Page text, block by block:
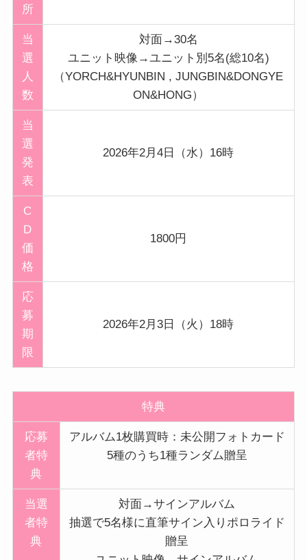
所
当
選
人
数
対面→30名
ユニット映像→ユニット別5名(総10名)
（YORCH&HYUNBIN , JUNGBIN&DONGYE
ON&HONG）
当
選
発
表
2026年2月4日（水）16時
C
D
価
格
1800円
応
募
期
限
2026年2月3日（火）18時
特典
応募
者特
典
アルバム1枚購買時：未公開フォトカード
5種のうち1種ランダム贈呈
当選
者特
典
対面→サインアルバム
抽選で5名様に直筆サイン入りポロライド
贈呈